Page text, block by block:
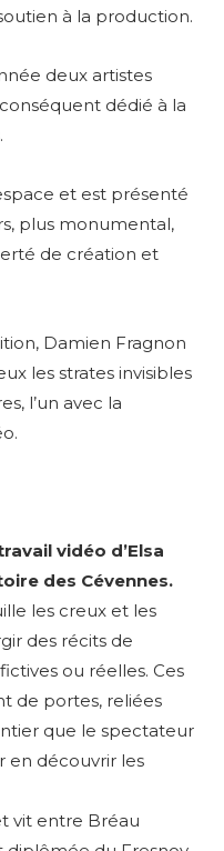
à la production.
deux artistes
dédié à la
et est présenté
plus monumental,
de création et
Damien Fragnon
les strates invisibles
l’un avec la
vidéo d’Elsa
des Cévennes.
les creux et les
des récits de
ou réelles. Ces
de portes, reliées
que le spectateur
en découvrir les
vit entre Bréau